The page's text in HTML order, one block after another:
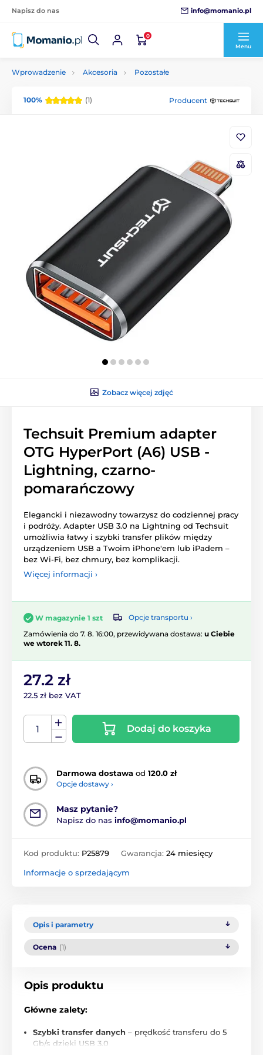
Napisz do nas info@momanio.pl
0
Menu
Wprowadzenie Akcesoria Pozostałe
100% (1) Producent
Zobacz więcej zdjęć
Techsuit Premium adapter
OTG HyperPort (A6) USB -
Lightning, czarno-
pomarańczowy
Elegancki i niezawodny towarzysz do codziennej pracy
i podróży. Adapter USB 3.0 na Lightning od Techsuit
umożliwia łatwy i szybki transfer plików między
urządzeniem USB a Twoim iPhone'em lub iPadem –
bez Wi-Fi, bez chmury, bez komplikacji.
Więcej informacji ›
W magazynie 1 szt
Opcje transportu ›
Zamówienia do 7. 8. 16:00, przewidywana dostawa: u Ciebie
we wtorek 11. 8.
27.2 zł
22.5 zł bez VAT
Dodaj do koszyka
Darmowa dostawa od 120.0 zł
Opcje dostawy ›
Masz pytanie?
Napisz do nas info@momanio.pl
Kod produktu: P25879 Gwarancja: 24 miesięcy
Informacje o sprzedającym
Opis i parametry
Ocena (1)
Opis produktu
Główne zalety:
Szybki transfer danych – prędkość transferu do 5
Gb/s dzięki USB 3.0